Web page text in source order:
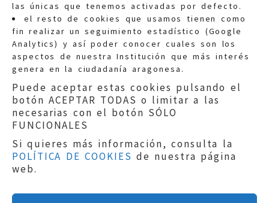
las únicas que tenemos activadas por defecto.
el resto de cookies que usamos tienen como
fin realizar un seguimiento estadístico (Google
Analytics) y así poder conocer cuales son los
aspectos de nuestra Institución que más interés
genera en la ciudadanía aragonesa.
Puede aceptar estas cookies pulsando el
botón ACEPTAR TODAS o limitar a las
necesarias con el botón SÓLO
FUNCIONALES
Si quieres más información, consulta la
POLÍTICA DE COOKIES de nuestra página
web.
Quejas:quejas@eljusticiadearagon.es
Información general:
informacion@eljusticiadearagon.es
Teléfonos:900 210 210/
Aviso legal|Política de privacidad|
Protección de Datos